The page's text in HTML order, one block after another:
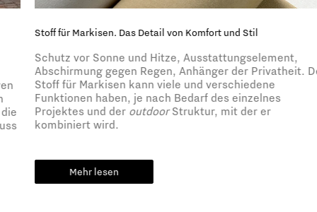
Stoff für Markisen. Das Detail von Komfort und Stil
Schutz vor Sonne und Hitze, Ausstattungselement,
Abschirmung gegen Regen, Anhänger der Privatheit. Der
Stoff für Markisen kann viele und verschiedene
Funktionen haben, je nach Bedarf des einzelnes
Projektes und der outdoorStruktur, mit der er
kombiniert wird.
Mehr lesen